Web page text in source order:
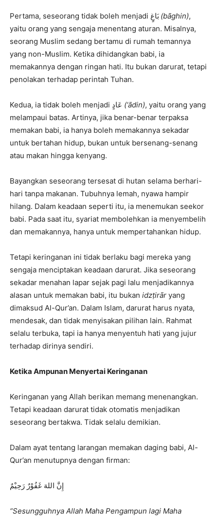
Pertama, seseorang tidak boleh menjadi بَاغٍ (bāghin),
yaitu orang yang sengaja menentang aturan. Misalnya,
seorang Muslim sedang bertamu di rumah temannya
yang non-Muslim. Ketika dihidangkan babi, ia
memakannya dengan ringan hati. Itu bukan darurat, tetapi
penolakan terhadap perintah Tuhan.
(‘ādin), yaitu orang yang
melampaui batas. Artinya, jika benar-benar terpaksa
memakan babi, ia hanya boleh memakannya sekadar
untuk bertahan hidup, bukan untuk bersenang-senang
atau makan hingga kenyang.
Bayangkan seseorang tersesat di hutan selama berhari-
hari tanpa makanan. Tubuhnya lemah, nyawa hampir
hilang. Dalam keadaan seperti itu, ia menemukan seekor
babi. Pada saat itu, syariat membolehkan ia menyembelih
dan memakannya, hanya untuk mempertahankan hidup.
Tetapi keringanan ini tidak berlaku bagi mereka yang
sengaja menciptakan keadaan darurat. Jika seseorang
sekadar menahan lapar sejak pagi lalu menjadikannya
alasan untuk memakan babi, itu bukan idzṭirār yang
dimaksud Al-Qur’an. Dalam Islam, darurat harus nyata,
mendesak, dan tidak menyisakan pilihan lain. Rahmat
selalu terbuka, tapi ia hanya menyentuh hati yang jujur
terhadap dirinya sendiri.
Ketika Ampunan Menyertai Keringanan
Keringanan yang Allah berikan memang menenangkan.
Tetapi keadaan darurat tidak otomatis menjadikan
seseorang bertakwa. Tidak selalu demikian.
Dalam ayat tentang larangan memakan daging babi, Al-
Qur’an menutupnya dengan firman:
إِنَّ اللهَ غَفُوْرٌ رَحِيْمٌ
“Sesungguhnya Allah Maha Pengampun lagi Maha